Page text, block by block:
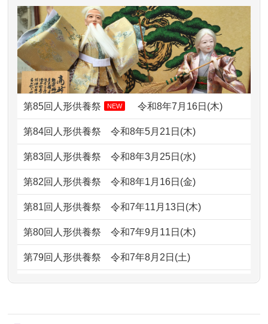
2026/07/10家から近かったので。
2026/07/08誰も住んでいない実家の片付けを始め
ました。 ...
2026/07/069年間自由が丘店を見守ってくれてあり
がとう。
2026/07/05しっかりとお人形たちの供養をしてい
ただけると...
2026/06/30 長年大事にしてきた雛人形です、供養
していただ...
2026/06/29ガラスケースのまま引き取ってくださ
子どもの頃、妹と一緒にお雛様を出し
ました。お...
ので、お願...
ですが？
2024/01/13お雛様のセットを供養・処分したいの
ですが、お雛様とお内裏様だ...
2024/01/13供養申込みの後、供養祭までお人形は
どうなってるのですか？
2024/01/13会社のようですが、きちんと供養して
供養が終わったお人形以外はどうして
るのですか？
しょうか？
第85回人形供養祭 NEW 令和8年7月16日(木)
第84回人形供養祭令和8年5月21日(木)
第83回人形供養祭令和8年3月25日(水)
第82回人形供養祭令和8年1月16日(金)
第81回人形供養祭令和7年11月13日(木)
第80回人形供養祭令和7年9月11日(木)
第79回人形供養祭令和7年8月2日(土)
第78回人形供養祭令和7年6月20日(金)